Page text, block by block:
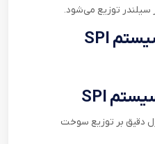
توزیع می‌شود.
SPI
SPI
دقیق بر توزیع سوخت